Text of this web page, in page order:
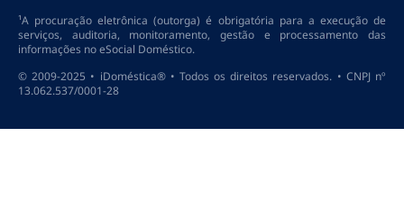
¹A procuração eletrônica (outorga) é obrigatória para a execução de
serviços, auditoria, monitoramento, gestão e processamento das
informações no eSocial Doméstico.
© 2009-2025 • iDoméstica® • Todos os direitos reservados. • CNPJ nº
13.062.537/0001-28